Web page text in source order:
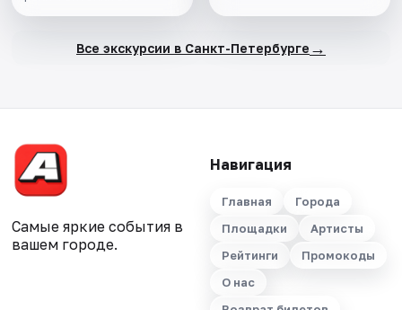
Все экскурсии в Санкт-Петербурге →
Самые яркие события в
вашем городе.
Навигация
Главная
Города
Площадки
Артисты
Рейтинги
Промокоды
О нас